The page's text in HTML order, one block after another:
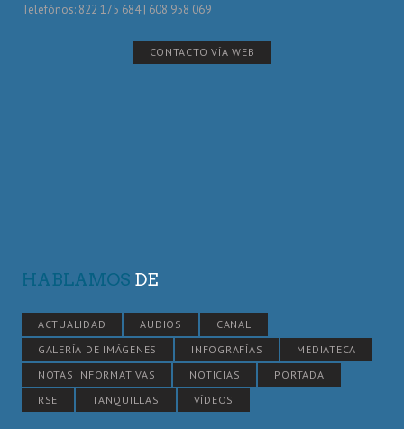
Telefónos: 822 175 684 | 608 958 069
CONTACTO VÍA WEB
HABLAMOS DE
ACTUALIDAD AUDIOS
CANAL
GALERÍA DE IMÁGENES
INFOGRAFÍAS
MEDIATECA
NOTAS INFORMATIVAS
NOTICIAS
PORTADA
RSE
TANQUILLAS VÍDEOS